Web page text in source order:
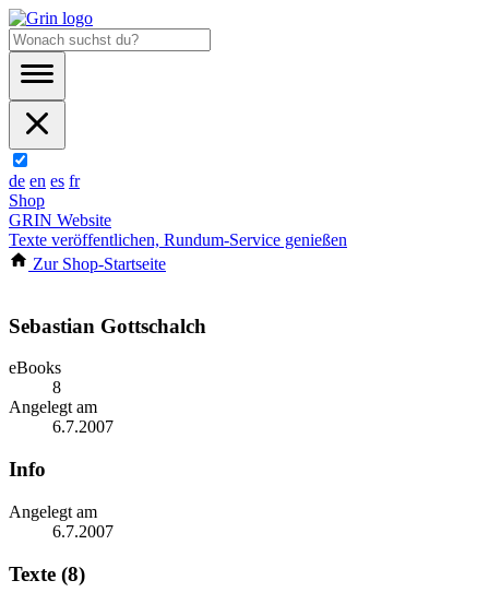
de en es fr
Shop
GRIN Website
Texte veröffentlichen, Rundum-Service genießen
Zur Shop-Startseite
Sebastian Gottschalch
eBooks
8
Angelegt am
6.7.2007
Info
Angelegt am
6.7.2007
Texte (8)